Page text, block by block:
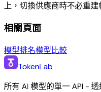
上，切換供應商時不必重建
相關頁面
模型排名模型比較
TokenLab
所有 AI 模型的單一 API -